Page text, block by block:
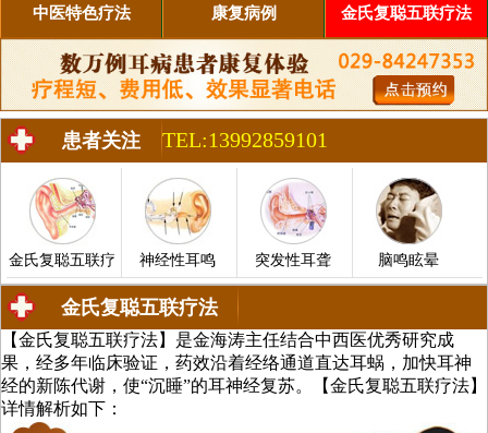
中医特色疗法 康复病例 金氏复聪五联疗法
患者关注 TEL:13992859101
金氏复聪五联疗 神经性耳鸣 突发性耳聋 脑鸣眩晕
金氏复聪五联疗法
中医治疗耳聋、耳鸣、中耳炎、脑鸣
【金氏复聪五联疗法】是金海涛主任结合中西医优秀研究成
果，经多年临床验证，药效沿着经络通道直达耳蜗，加快耳神
经的新陈代谢，使“沉睡”的耳神经复苏。【金氏复聪五联疗法】
详情解析如下：